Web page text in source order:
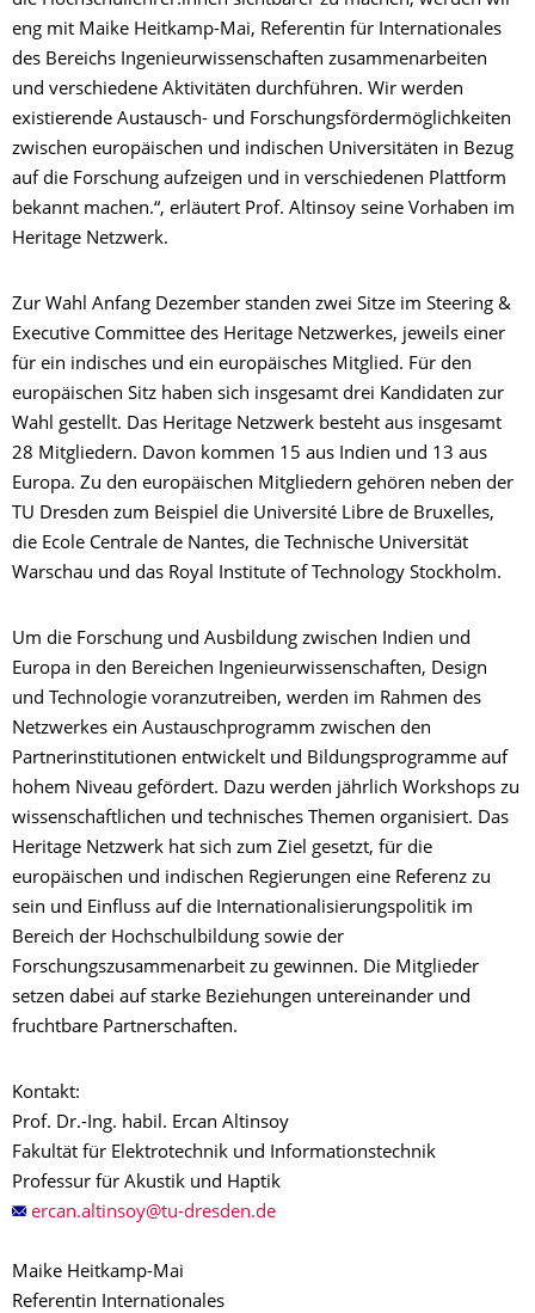
eng mit Maike Heitkamp-Mai, Referentin für Internationales
des Bereichs Ingenieurwissenschaften zusammenarbeiten
und verschiedene Aktivitäten durchführen. Wir werden
existierende Austausch- und Forschungsfördermöglichkeiten
zwischen europäischen und indischen Universitäten in Bezug
auf die Forschung aufzeigen und in verschiedenen Plattform
bekannt machen.“, erläutert Prof. Altinsoy seine Vorhaben im
Heritage Netzwerk.
Zur Wahl Anfang Dezember standen zwei Sitze im Steering &
Executive Committee des Heritage Netzwerkes, jeweils einer
für ein indisches und ein europäisches Mitglied. Für den
europäischen Sitz haben sich insgesamt drei Kandidaten zur
Wahl gestellt. Das Heritage Netzwerk besteht aus insgesamt
28 Mitgliedern. Davon kommen 15 aus Indien und 13 aus
Europa. Zu den europäischen Mitgliedern gehören neben der
TU Dresden zum Beispiel die Université Libre de Bruxelles,
die Ecole Centrale de Nantes, die Technische Universität
Warschau und das Royal Institute of Technology Stockholm.
Um die Forschung und Ausbildung zwischen Indien und
Europa in den Bereichen Ingenieurwissenschaften, Design
und Technologie voranzutreiben, werden im Rahmen des
Netzwerkes ein Austauschprogramm zwischen den
Partnerinstitutionen entwickelt und Bildungsprogramme auf
hohem Niveau gefördert. Dazu werden jährlich Workshops zu
wissenschaftlichen und technisches Themen organisiert. Das
Heritage Netzwerk hat sich zum Ziel gesetzt, für die
europäischen und indischen Regierungen eine Referenz zu
sein und Einfluss auf die Internationalisierungspolitik im
Bereich der Hochschulbildung sowie der
Forschungszusammenarbeit zu gewinnen. Die Mitglieder
setzen dabei auf starke Beziehungen untereinander und
fruchtbare Partnerschaften.
Kontakt:
Prof. Dr.-Ing. habil. Ercan Altinsoy
Fakultät für Elektrotechnik und Informationstechnik
Professur für Akustik und Haptik
Maike Heitkamp-Mai
Referentin Internationales